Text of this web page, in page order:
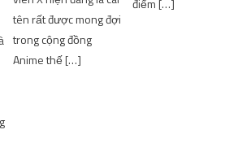
tên rất được mong đợi
trong cộng đồng
Anime thế […]
điểm […]